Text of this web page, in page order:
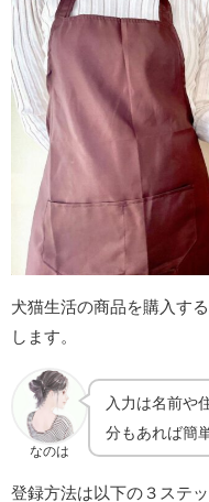
犬猫生活の商品を購入す
します。
なのは
入力は名前や
分もあれば簡
登録方法は以下の３ステッ